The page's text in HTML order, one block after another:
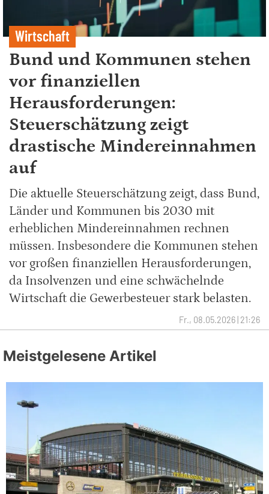
Wirtschaft
Bund und Kommunen stehen
vor finanziellen
Herausforderungen:
Steuerschätzung zeigt
drastische Mindereinnahmen
auf
Die aktuelle Steuerschätzung zeigt, dass Bund,
Länder und Kommunen bis 2030 mit
erheblichen Mindereinnahmen rechnen
müssen. Insbesondere die Kommunen stehen
vor großen finanziellen Herausforderungen,
da Insolvenzen und eine schwächelnde
Wirtschaft die Gewerbesteuer stark belasten.
Fr., 08.05.2026 | 21:26
Meistgelesene Artikel